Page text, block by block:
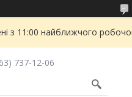
з 11:00 найближчого
737-12-06